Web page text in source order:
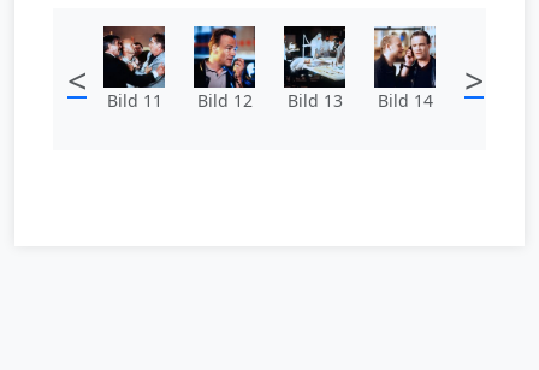
< Bild 11 Bild 12 Bild 13 Bild 14 >